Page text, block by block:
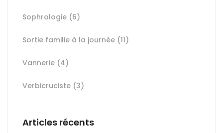
Sophrologie (6)
Sortie familie à la journée (11)
Vannerie (4)
Verbicruciste (3)
Articles récents